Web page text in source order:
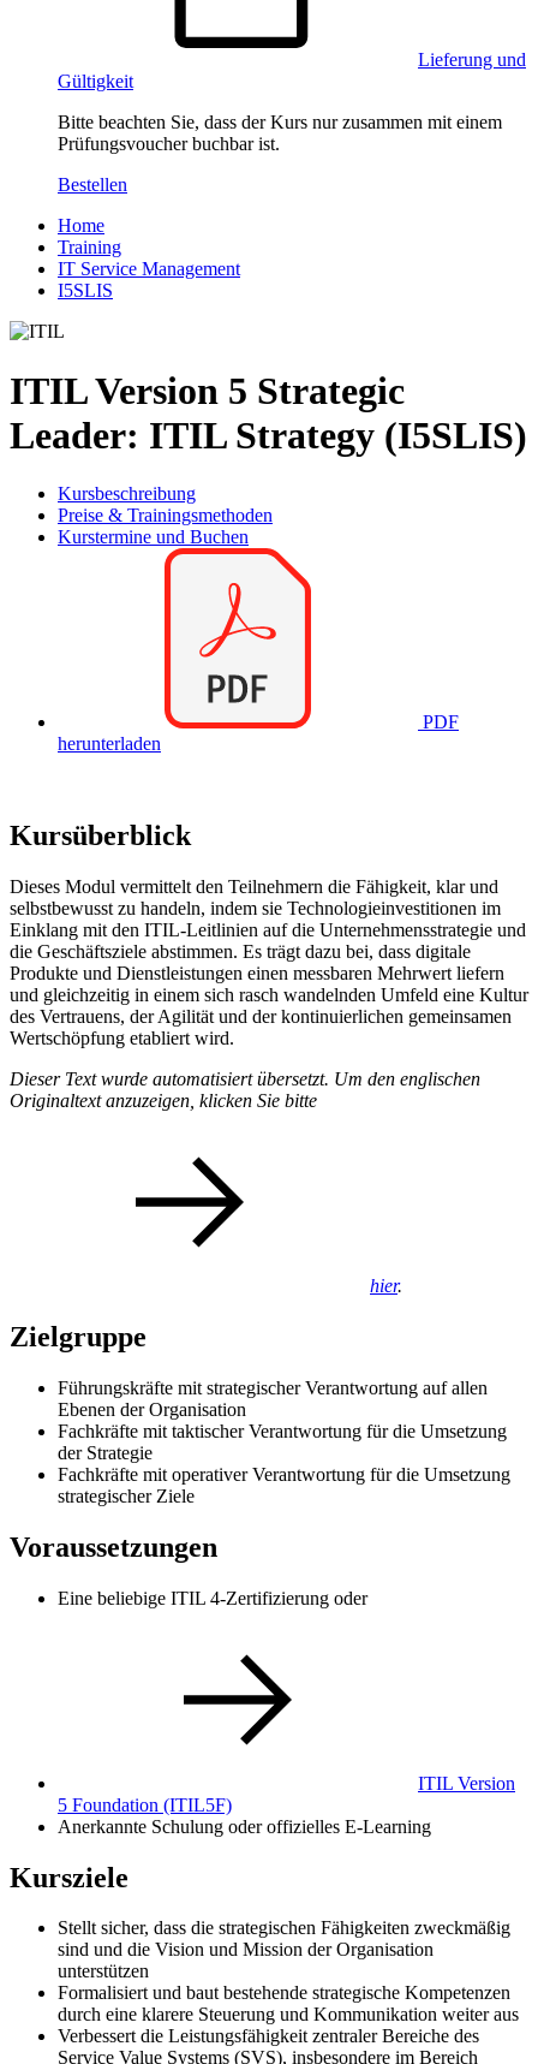
Lieferung und
Gültigkeit
Bitte beachten Sie, dass der Kurs nur zusammen mit einem
Prüfungsvoucher buchbar ist.
Bestellen
Home
Training
IT Service Management
I5SLIS
ITIL Version 5 Strategic
Leader: ITIL Strategy (I5SLIS)
Kursbeschreibung
Preise & Trainingsmethoden
Kurstermine und Buchen
PDF
herunterladen
Kursüberblick
Dieses Modul vermittelt den Teilnehmern die Fähigkeit, klar und
selbstbewusst zu handeln, indem sie Technologieinvestitionen im
Einklang mit den ITIL-Leitlinien auf die Unternehmensstrategie und
die Geschäftsziele abstimmen. Es trägt dazu bei, dass digitale
Produkte und Dienstleistungen einen messbaren Mehrwert liefern
und gleichzeitig in einem sich rasch wandelnden Umfeld eine Kultur
des Vertrauens, der Agilität und der kontinuierlichen gemeinsamen
Wertschöpfung etabliert wird.
Dieser Text wurde automatisiert übersetzt. Um den englischen
Originaltext anzuzeigen, klicken Sie bitte
hier.
Zielgruppe
Führungskräfte mit strategischer Verantwortung auf allen
Ebenen der Organisation
Fachkräfte mit taktischer Verantwortung für die Umsetzung
der Strategie
Fachkräfte mit operativer Verantwortung für die Umsetzung
strategischer Ziele
Voraussetzungen
Eine beliebige ITIL 4-Zertifizierung oder
ITIL Version
5 Foundation (ITIL5F)
Anerkannte Schulung oder offizielles E-Learning
Kursziele
Stellt sicher, dass die strategischen Fähigkeiten zweckmäßig
sind und die Vision und Mission der Organisation
unterstützen
Formalisiert und baut bestehende strategische Kompetenzen
durch eine klarere Steuerung und Kommunikation weiter aus
Verbessert die Leistungsfähigkeit zentraler Bereiche des
Service Value Systems (SVS), insbesondere im Bereich